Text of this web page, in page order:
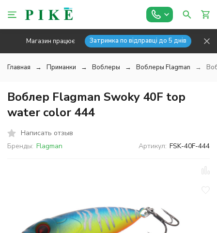
Магазин працює Затримка по відправці до 5 днів
Главная Приманки Воблеры Воблеры Flagman
Воблер Flagman Swoky 40F top
water color 444
Написать отзыв
Бренды: Flagman Артикул: FSK-40F-444